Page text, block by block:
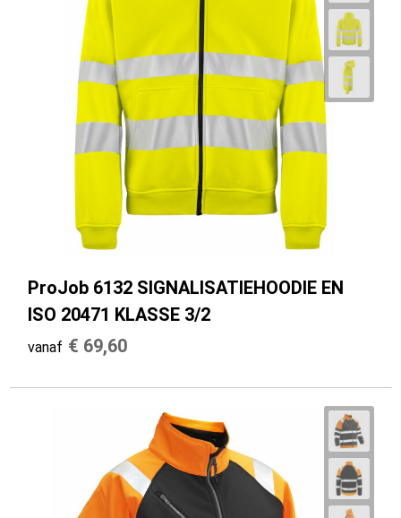
ProJob 6132 SIGNALISATIEHOODIE EN
ISO 20471 KLASSE 3/2
vanaf € 69,60